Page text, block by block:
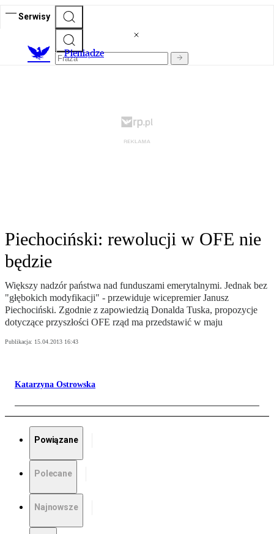
Serwisy
Pieniądze
Piechociński: rewolucji w OFE nie
będzie
Większy nadzór państwa nad funduszami emerytalnymi. Jednak bez
"głębokich modyfikacji" - przewiduje wicepremier Janusz
Piechociński. Zgodnie z zapowiedzią Donalda Tuska, propozycje
dotyczące przyszłości OFE rząd ma przedstawić w maju
Publikacja: 15.04.2013 16:43
Katarzyna Ostrowska
Powiązane
Polecane
Najnowsze